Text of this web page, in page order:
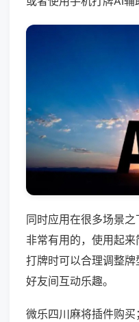
同时应用在很多场景
非常有用的，使用起
打牌时可以合理调整
好友间互动乐趣。
微乐四川麻将插件购